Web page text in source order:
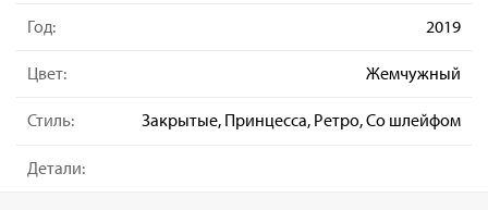
Год: 2019
Цвет: Жемчужный
Стиль: Закрытые, Принцесса, Ретро, Со шлейфом
Детали: